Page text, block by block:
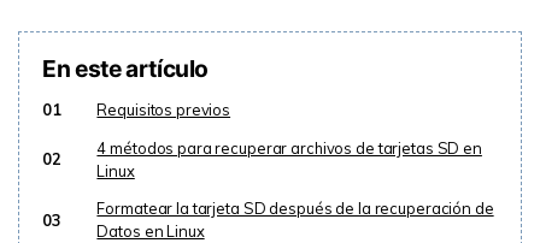
En este artículo
01 Requisitos previos
02
4 métodos para recuperar archivos de tarjetas SD en
Linux
03
Formatear la tarjeta SD después de la recuperación de
Datos en Linux